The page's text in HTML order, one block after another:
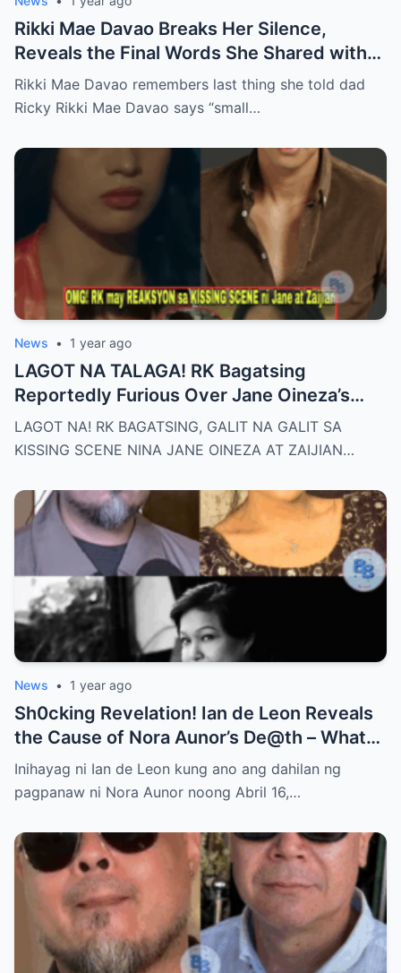
Rikki Mae Davao Breaks Her Silence,
Reveals the Final Words She Shared with
Her Father Ricky Davao Before His Passing
— A Tearful Memory That Continues to
Message Behind Their Last Conversation
Rikki Mae Davao remembers last thing she told dad
Ricky Rikki Mae Davao says “small…
News • 1 year ago
LAGOT NA TALAGA! RK Bagatsing
Reportedly Furious Over Jane Oineza’s
Ki$$ing Scene with Zaijian Jaranilla —
Tension Rises Behind the Scenes as Fans
Line for the Real-Life Couple?
LAGOT NA! RK BAGATSING, GALIT NA GALIT SA
KISSING SCENE NINA JANE OINEZA AT ZAIJIAN…
News • 1 year ago
Sh0cking Revelation! Ian de Leon Reveals
the Cause of Nora Aunor’s De@th – What
Hidden Truth Lies Behind the Passing of a
Legend?
Inihayag ni Ian de Leon kung ano ang dahilan ng
pagpanaw ni Nora Aunor noong Abril 16,…